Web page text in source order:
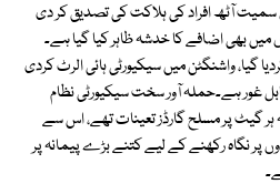
سمیت آٹھ افراد کی ہلاکت کی تصدیق کر دی
بھی اضافے کا خدشہ ظاہر کیا گیا ہے۔
گیا، واشنگٹن میں سیکیورٹی ہائی الرٹ کردی
غور ہے۔حملہ آور سخت سیکیورٹی نظام
ہر گیٹ پر مسلح گارڈز تعینات تھے، اس سے
پر نگاہ رکھنے کے لیے کتنے بڑے پیمانہ پر